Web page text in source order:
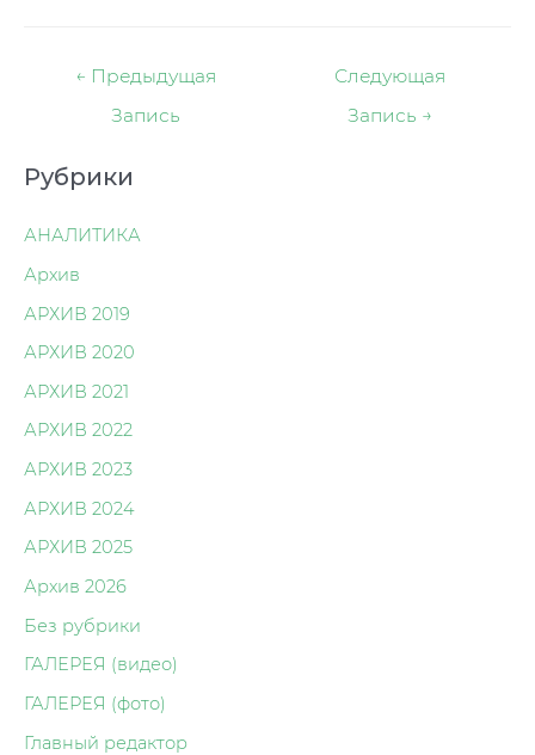
Навигация
← Предыдущая
Запись
Следующая
Запись →
Рубрики
АНАЛИТИКА
Архив
АРХИВ 2019
АРХИВ 2020
АРХИВ 2021
АРХИВ 2022
АРХИВ 2023
АРХИВ 2024
АРХИВ 2025
Архив 2026
Без рубрики
ГАЛЕРЕЯ (видео)
ГАЛЕРЕЯ (фото)
Главный редактор